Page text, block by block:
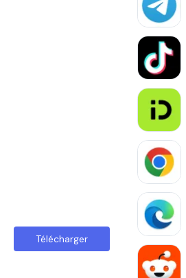
Télécharger